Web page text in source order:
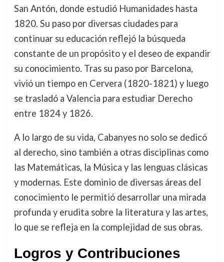
San Antón, donde estudió Humanidades hasta
1820. Su paso por diversas ciudades para
continuar su educación reflejó la búsqueda
constante de un propósito y el deseo de expandir
su conocimiento. Tras su paso por Barcelona,
vivió un tiempo en Cervera (1820-1821) y luego
se trasladó a Valencia para estudiar Derecho
entre 1824 y 1826.
A lo largo de su vida, Cabanyes no solo se dedicó
al derecho, sino también a otras disciplinas como
las Matemáticas, la Música y las lenguas clásicas
y modernas. Este dominio de diversas áreas del
conocimiento le permitió desarrollar una mirada
profunda y erudita sobre la literatura y las artes,
lo que se refleja en la complejidad de sus obras.
Logros y Contribuciones